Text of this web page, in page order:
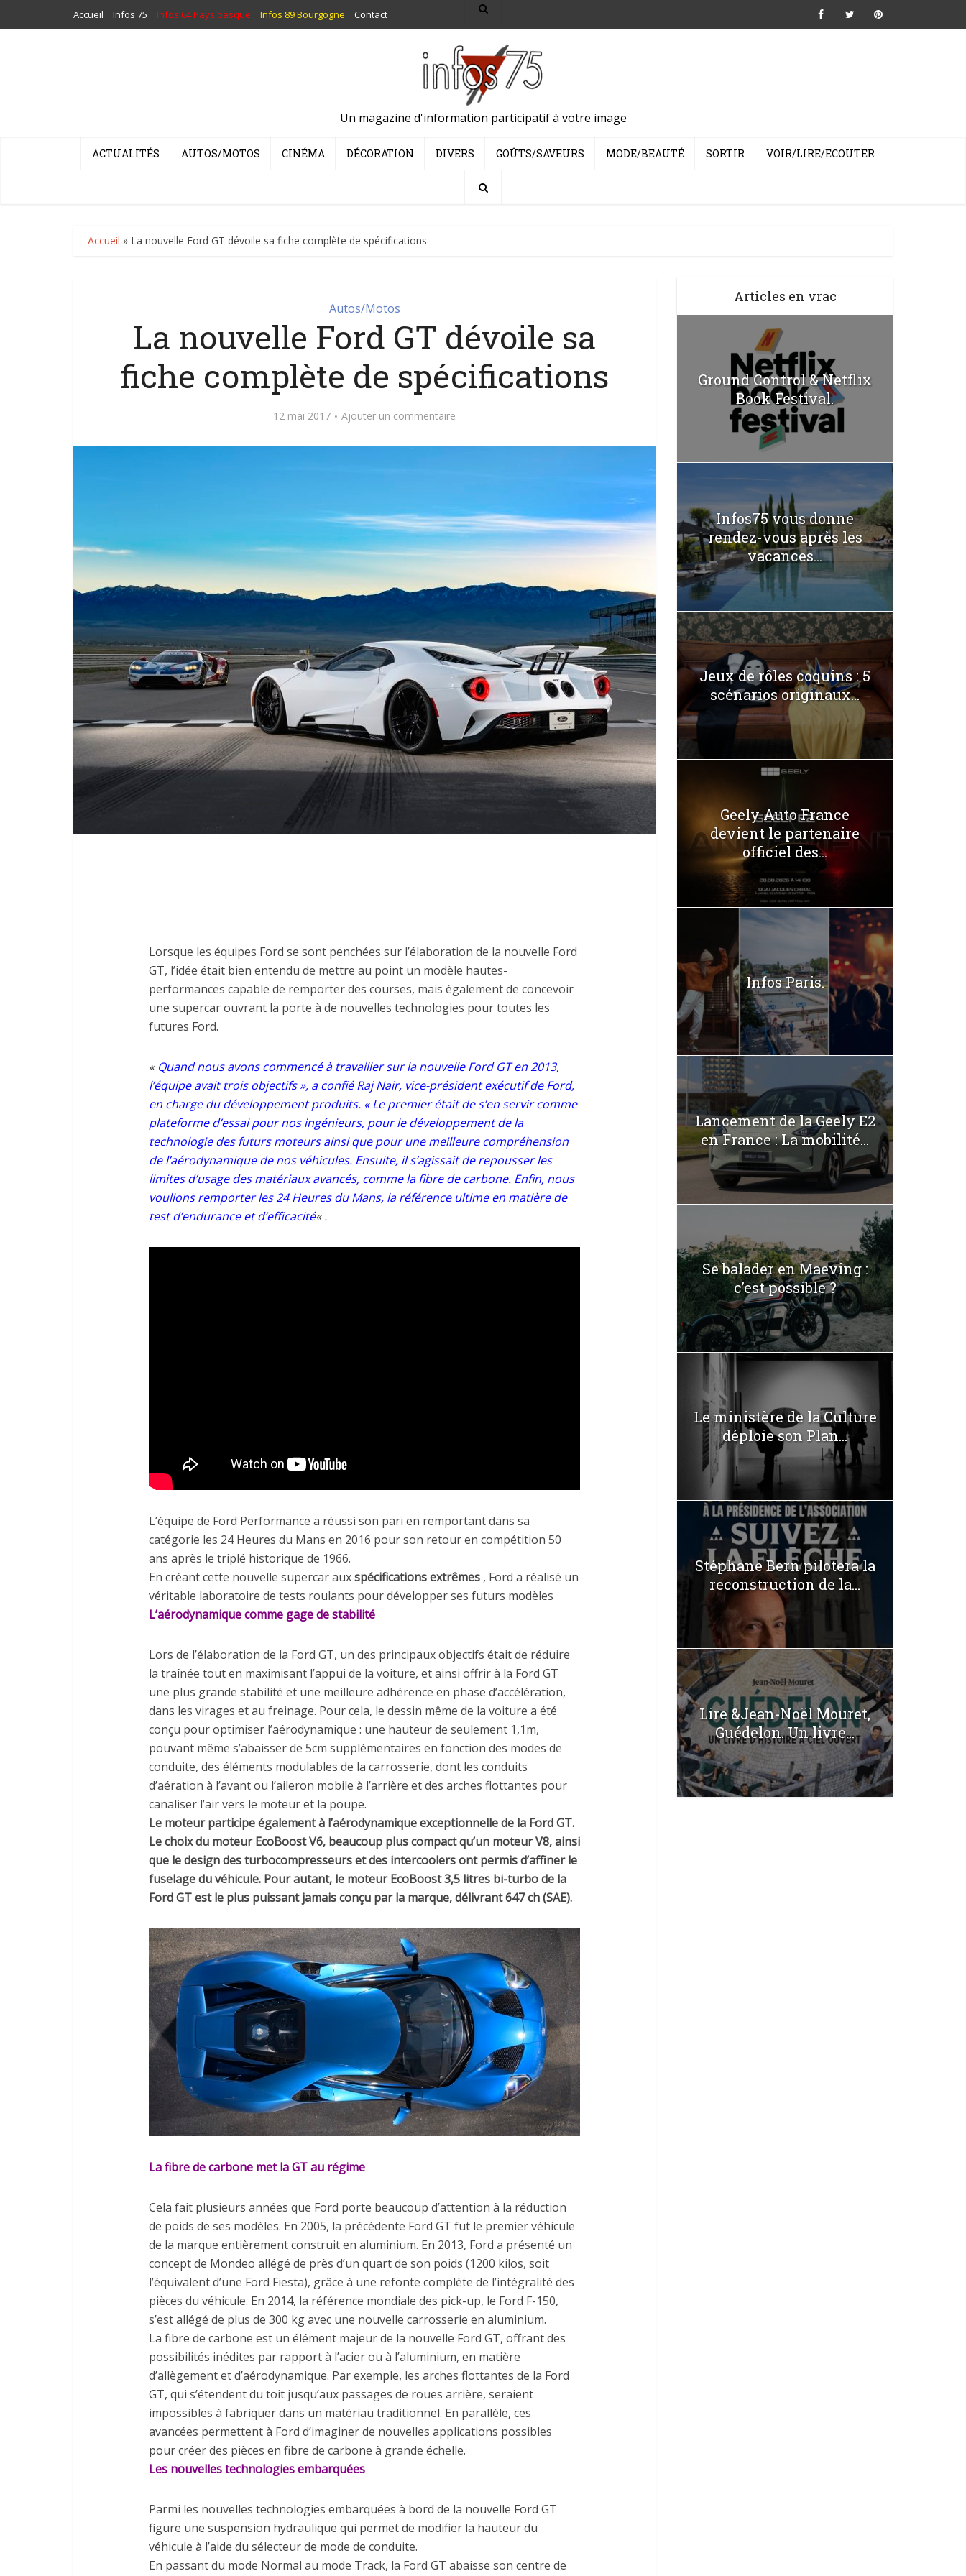
Accueil Infos 75 Infos 64 Pays basque Infos 89 Bourgogne Contact
Un magazine d'information participatif à votre image
ACTUALITÉS AUTOS/MOTOS CINÉMA DÉCORATION DIVERS GOÛTS/SAVEURS MODE/BEAUTÉ SORTIR VOIR/LIRE/ECOUTER
Accueil » La nouvelle Ford GT dévoile sa fiche complète de spécifications
Autos/Motos
La nouvelle Ford GT dévoile sa
fiche complète de spécifications
12 mai 2017 Ajouter un commentaire
Lorsque les équipes Ford se sont penchées sur l’élaboration de la nouvelle Ford
GT, l’idée était bien entendu de mettre au point un modèle hautes-
performances capable de remporter des courses, mais également de concevoir
une supercar ouvrant la porte à de nouvelles technologies pour toutes les
futures Ford.
« Quand nous avons commencé à travailler sur la nouvelle Ford GT en 2013,
l’équipe avait trois objectifs », a confié Raj Nair, vice-président exécutif de Ford,
en charge du développement produits. « Le premier était de s’en servir comme
plateforme d’essai pour nos ingénieurs, pour le développement de la
technologie des futurs moteurs ainsi que pour une meilleure compréhension
de l’aérodynamique de nos véhicules. Ensuite, il s’agissait de repousser les
limites d’usage des matériaux avancés, comme la fibre de carbone. Enfin, nous
voulions remporter les 24 Heures du Mans, la référence ultime en matière de
test d’endurance et d’efficacité« .
L’équipe de Ford Performance a réussi son pari en remportant dans sa
catégorie les 24 Heures du Mans en 2016 pour son retour en compétition 50
ans après le triplé historique de 1966.
En créant cette nouvelle supercar auxspécifications extrêmes , Ford a réalisé un
véritable laboratoire de tests roulants pour développer ses futurs modèles
L’aérodynamique comme gage de stabilité
Lors de l’élaboration de la Ford GT, un des principaux objectifs était de réduire
la traînée tout en maximisant l’appui de la voiture, et ainsi offrir à la Ford GT
une plus grande stabilité et une meilleure adhérence en phase d’accélération,
dans les virages et au freinage. Pour cela, le dessin même de la voiture a été
conçu pour optimiser l’aérodynamique : une hauteur de seulement 1,1m,
pouvant même s’abaisser de 5cm supplémentaires en fonction des modes de
conduite, des éléments modulables de la carrosserie, dont les conduits
d’aération à l’avant ou l’aileron mobile à l’arrière et des arches flottantes pour
canaliser l’air vers le moteur et la poupe.
Le moteur participe également à l’aérodynamique exceptionnelle de la Ford GT.
Le choix du moteur EcoBoost V6, beaucoup plus compact qu’un moteur V8, ainsi
que le design des turbocompresseurs et des intercoolers ont permis d’affiner le
fuselage du véhicule. Pour autant, le moteur EcoBoost 3,5 litres bi-turbo de la
Ford GT est le plus puissant jamais conçu par la marque, délivrant 647 ch (SAE).
La fibre de carbone met la GT au régime
Cela fait plusieurs années que Ford porte beaucoup d’attention à la réduction
de poids de ses modèles. En 2005, la précédente Ford GT fut le premier véhicule
de la marque entièrement construit en aluminium. En 2013, Ford a présenté un
concept de Mondeo allégé de près d’un quart de son poids (1200 kilos, soit
l’équivalent d’une Ford Fiesta), grâce à une refonte complète de l’intégralité des
pièces du véhicule. En 2014, la référence mondiale des pick-up, le Ford F-150,
s’est allégé de plus de 300 kg avec une nouvelle carrosserie en aluminium.
La fibre de carbone est un élément majeur de la nouvelle Ford GT, offrant des
possibilités inédites par rapport à l’acier ou à l’aluminium, en matière
d’allègement et d’aérodynamique. Par exemple, les arches flottantes de la Ford
GT, qui s’étendent du toit jusqu’aux passages de roues arrière, seraient
impossibles à fabriquer dans un matériau traditionnel. En parallèle, ces
avancées permettent à Ford d’imaginer de nouvelles applications possibles
pour créer des pièces en fibre de carbone à grande échelle.
Les nouvelles technologies embarquées
Parmi les nouvelles technologies embarquées à bord de la nouvelle Ford GT
figure une suspension hydraulique qui permet de modifier la hauteur du
véhicule à l’aide du sélecteur de mode de conduite.
En passant du mode Normal au mode Track, la Ford GT abaisse son centre de
Articles en vrac
Ground Control & Netflix
Book Festival.
Infos75 vous donne
rendez-vous après les
vacances...
Jeux de rôles coquins : 5
scénarios originaux...
Geely Auto France
devient le partenaire
officiel des...
Infos Paris.
Lancement de la Geely E2
en France : La mobilité...
Se balader en Maeving :
c’est possible ?
Le ministère de la Culture
déploie son Plan...
Stéphane Bern pilotera la
reconstruction de la...
Lire &Jean-Noël Mouret,
Guédelon. Un livre...